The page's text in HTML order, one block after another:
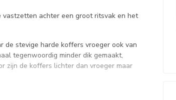
achter een groot ritsvak en het
de stevige harde koffers vroeger ook van
tegenwoordig minder dik gemaakt,
zijn de koffers lichter dan vroeger maar